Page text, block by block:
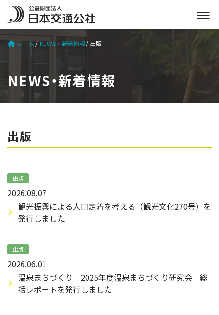
メ
ニ
ュ
ホーム NEWS・新着情報 出版
NEWS・新着情報
出版
出版
2026.08.07
観光振興による人口定着を考える（観光文化270号）を
発行しました
出版
2026.06.01
温泉まちづくり 2025年度温泉まちづくり研究会 総
括レポートを発行しました